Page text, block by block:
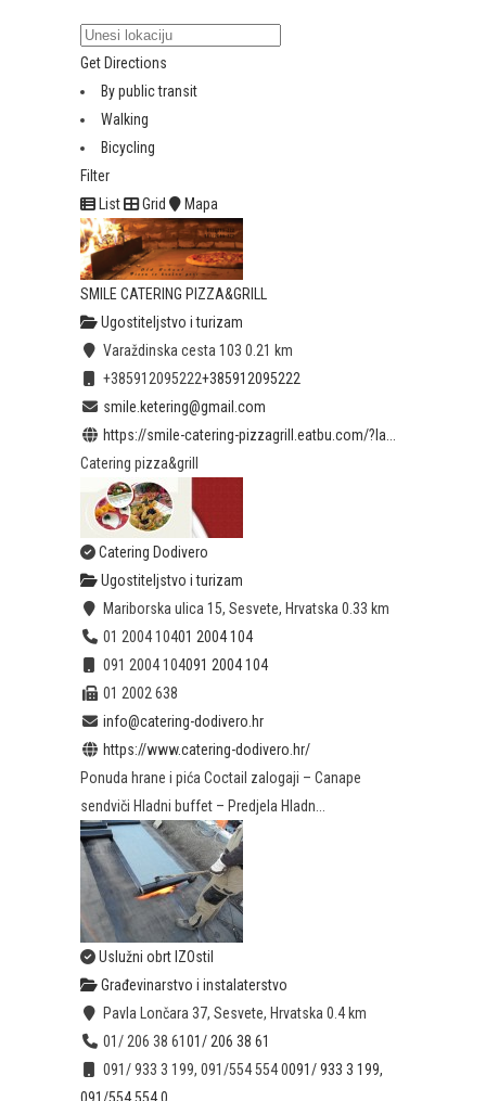
Get Directions
By public transit
Walking
Bicycling
Filter
List
Grid Mapa
SMILE CATERING PIZZA&GRILL
Ugostiteljstvo i turizam
Varaždinska cesta 103 0.21 km
+385912095222+385912095222
smile.ketering@gmail.com
https://smile-catering-pizzagrill.eatbu.com/?la...
Catering pizza&grill
Catering Dodivero
Ugostiteljstvo i turizam
Mariborska ulica 15, Sesvete, Hrvatska 0.33 km
01 2004 10401 2004 104
091 2004 104091 2004 104
01 2002 638
info@catering-dodivero.hr
https://www.catering-dodivero.hr/
Ponuda hrane i pića Coctail zalogaji – Canape
sendviči Hladni buffet – Predjela Hladn...
Uslužni obrt IZOstil
Građevinarstvo i instalaterstvo
Pavla Lončara 37, Sesvete, Hrvatska 0.4 km
01/ 206 38 6101/ 206 38 61
091/ 933 3 199, 091/554 554 0091/ 933 3 199,